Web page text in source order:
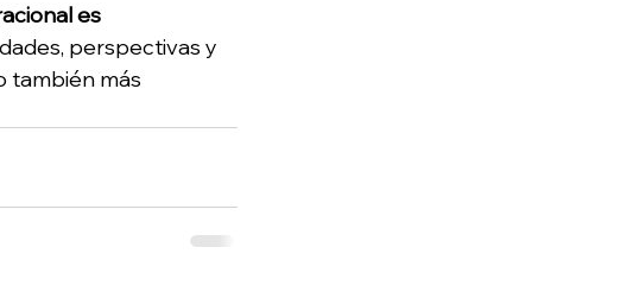
es
perspectivas y
también más